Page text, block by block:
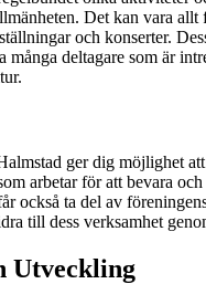
Det kan vara allt
och konserter.
deltagare som är
ger dig möjlighet att
arbetar för att bevara
också ta del av
till dess verksamhet
Utveckling